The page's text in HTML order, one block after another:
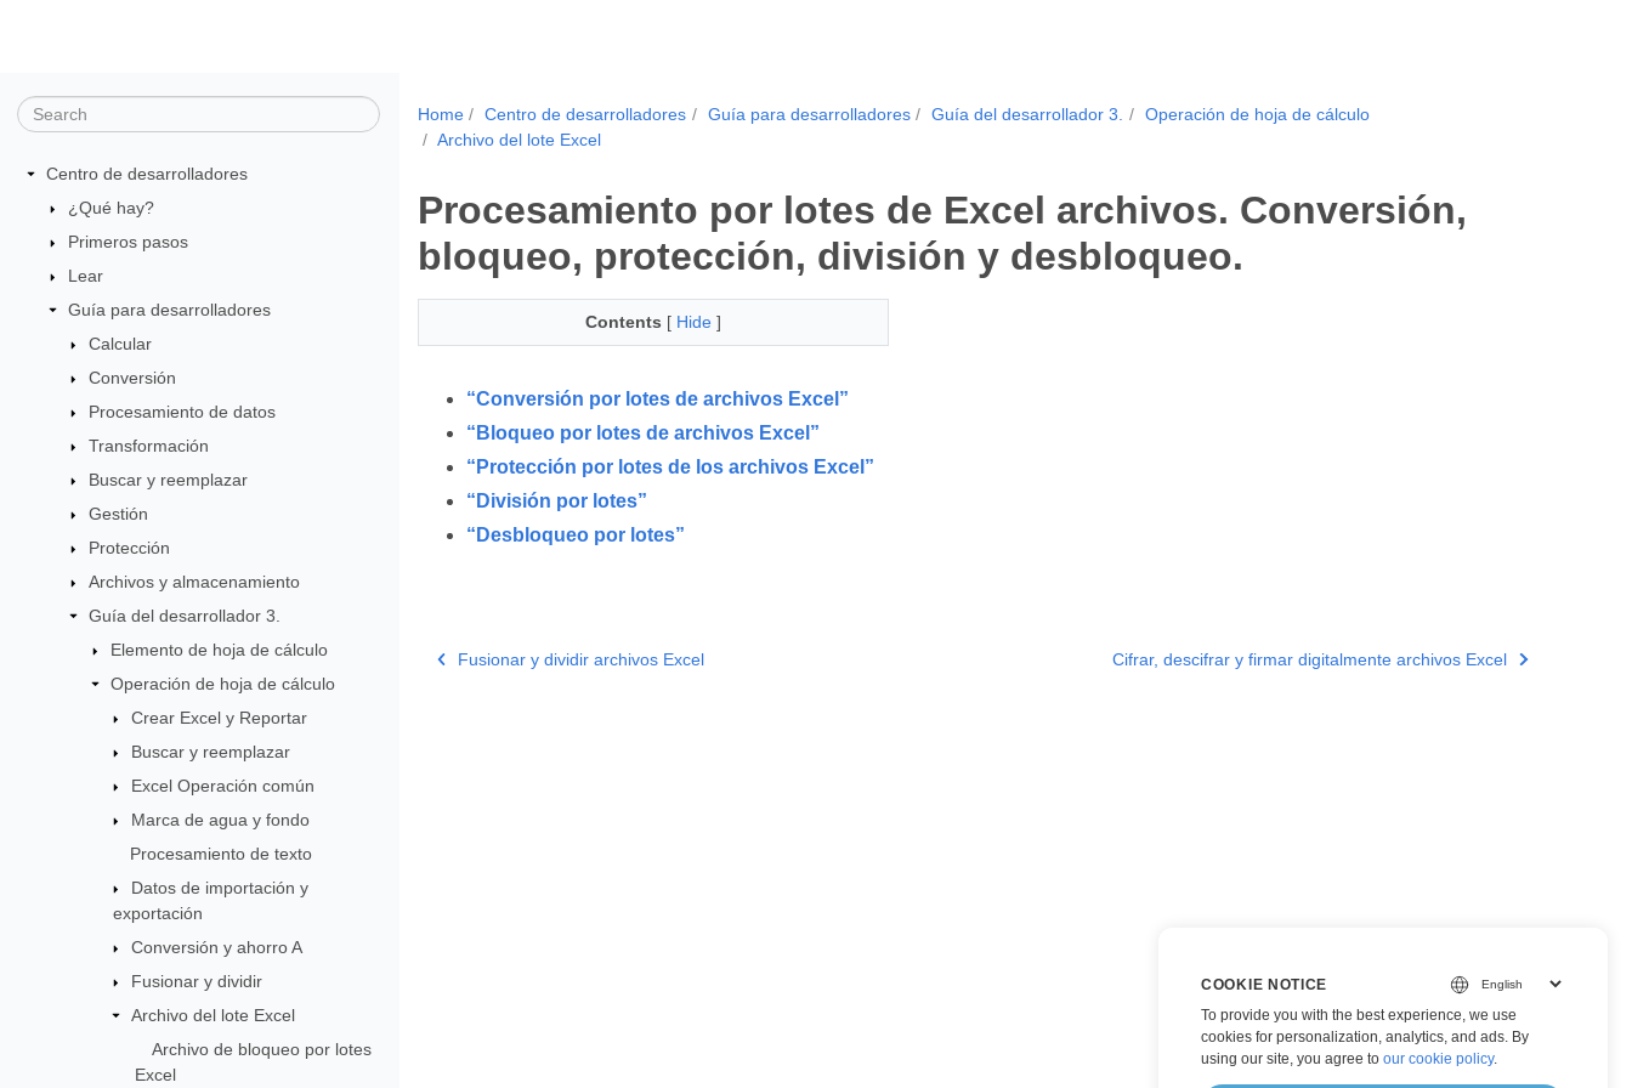
Centro de desarrolladores
¿Qué hay?
Primeros pasos
Lear
Guía para desarrolladores
Calcular
Conversión
Procesamiento de datos
Transformación
Buscar y reemplazar
Gestión
Protección
Archivos y almacenamiento
Guía del desarrollador 3.
Elemento de hoja de cálculo
Operación de hoja de cálculo
Crear Excel y Reportar
Buscar y reemplazar
Excel Operación común
Marca de agua y fondo
Procesamiento de texto
Datos de importación y
exportación
Conversión y ahorro A
Fusionar y dividir
Archivo del lote Excel
Archivo de bloqueo por lotes
Excel
Home Centro de desarrolladores Guía para desarrolladores Guía del desarrollador 3.
Operación de hoja de cálculo
Archivo del lote Excel
Procesamiento por lotes de Excel archivos. Conversión,
bloqueo, protección, división y desbloqueo.
Contents [ Hide ]
“Conversión por lotes de archivos Excel”
“Bloqueo por lotes de archivos Excel”
“Protección por lotes de los archivos Excel”
“División por lotes”
“Desbloqueo por lotes”
Fusionar y dividir archivos Excel Cifrar, descifrar y firmar digitalmente archivos Excel
COOKIE NOTICE
To provide you with the best experience, we use
cookies for personalization, analytics, and ads. By
using our site, you agree to our cookie policy.